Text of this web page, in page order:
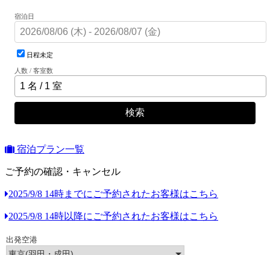
宿泊日
日程未定
人数 / 客室数
検索
宿泊プラン一覧
ご予約の確認・キャンセル
2025/9/8 14時までにご予約されたお客様はこちら
2025/9/8 14時以降にご予約されたお客様はこちら